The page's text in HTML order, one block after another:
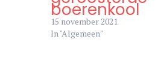
boerenkool
15 november 2021
In "Algemeen"